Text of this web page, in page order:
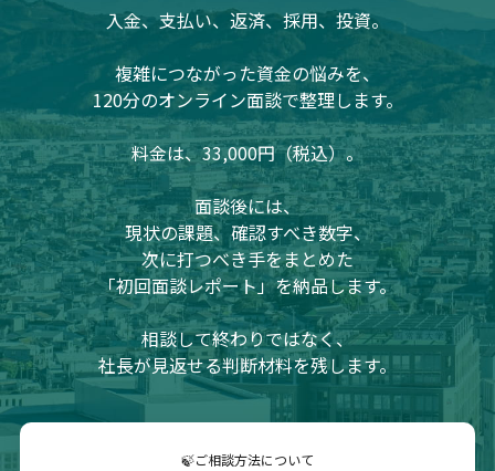
入金、支払い、返済、採用、投資。
複雑につながった資金の悩みを、
120分のオンライン面談で整理します。
料金は、33,000円（税込）。
面談後には、
現状の課題、確認すべき数字、
次に打つべき手をまとめた
「初回面談レポート」を納品します。
相談して終わりではなく、
社長が見返せる判断材料を残します。
🍃ご相談方法について